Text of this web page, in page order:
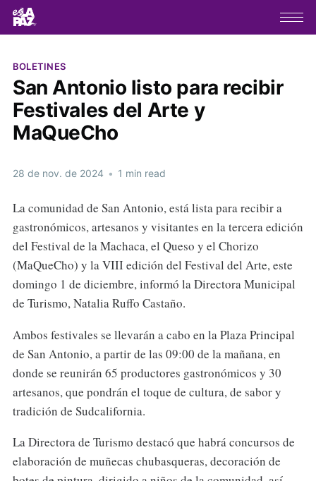
BOLETINES
San Antonio listo para recibir
Festivales del Arte y
MaQueCho
28 de nov. de 2024 • 1 min read
La comunidad de San Antonio, está lista para recibir a
gastronómicos, artesanos y visitantes en la tercera edición
del Festival de la Machaca, el Queso y el Chorizo
(MaQueCho) y la VIII edición del Festival del Arte, este
domingo 1 de diciembre, informó la Directora Municipal
de Turismo, Natalia Ruffo Castaño.
Ambos festivales se llevarán a cabo en la Plaza Principal
de San Antonio, a partir de las 09:00 de la mañana, en
donde se reunirán 65 productores gastronómicos y 30
artesanos, que pondrán el toque de cultura, de sabor y
tradición de Sudcalifornia.
La Directora de Turismo destacó que habrá concursos de
elaboración de muñecas chubasqueras, decoración de